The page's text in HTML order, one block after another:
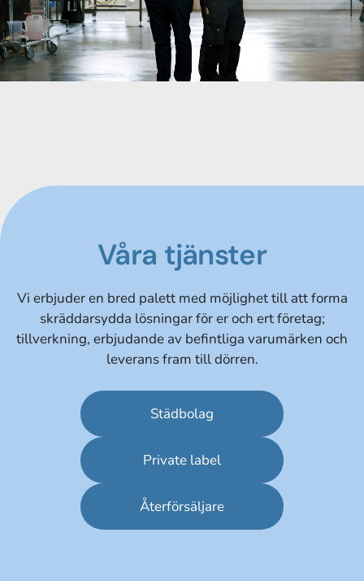
Våra tjänster
Vi erbjuder en bred palett med möjlighet till att forma
skräddarsydda lösningar för er och ert företag;
tillverkning, erbjudande av befintliga varumärken och
leverans fram till dörren.
Städbolag
Private label
Återförsäljare